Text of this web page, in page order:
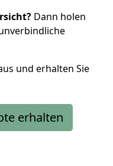
Dann holen
und erhalten Sie
erhalten